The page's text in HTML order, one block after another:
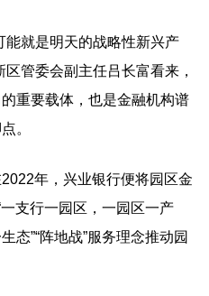
就是明天的战略性新兴产
管委会副主任吕长富看来，
重要载体，也是金融机构谱
。
年，兴业银行便将园区金
支行一园区，一园区一产
态”“阵地战”服务理念推动园